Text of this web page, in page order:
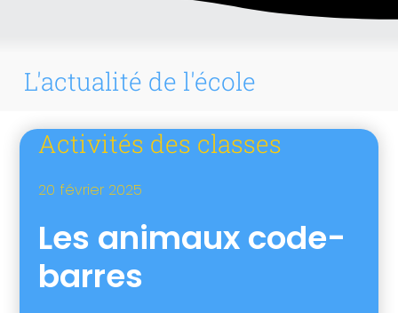
L'actualité de l'école
Activités des classes
20 février 2025
Les animaux code-
barres